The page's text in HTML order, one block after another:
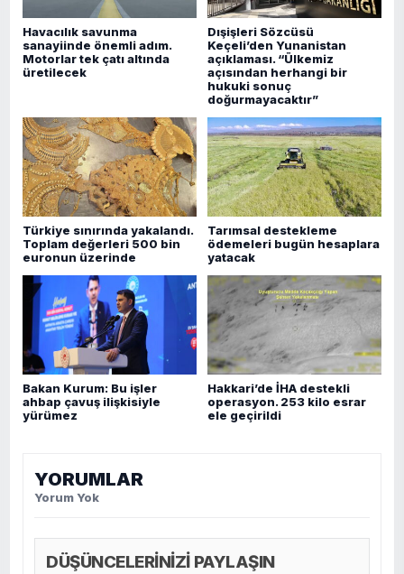
Havacılık savunma
sanayiinde önemli adım.
Motorlar tek çatı altında
üretilecek
Dışişleri Sözcüsü
Keçeli’den Yunanistan
açıklaması. “Ülkemiz
açısından herhangi bir
hukuki sonuç
doğurmayacaktır”
Türkiye sınırında yakalandı.
Toplam değerleri 500 bin
euronun üzerinde
Tarımsal destekleme
ödemeleri bugün hesaplara
yatacak
Bakan Kurum: Bu işler
ahbap çavuş ilişkisiyle
yürümez
Hakkari’de İHA destekli
operasyon. 253 kilo esrar
ele geçirildi
YORUMLAR
Yorum Yok
DÜŞÜNCELERİNİZİ PAYLAŞIN